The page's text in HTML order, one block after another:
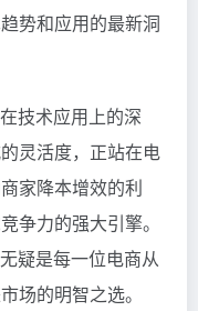
势和应用的最新洞
技术应用上的深
灵活度，正站在电
家降本增效的利
争力的强大引擎。
疑是每一位电商从
场的明智之选。